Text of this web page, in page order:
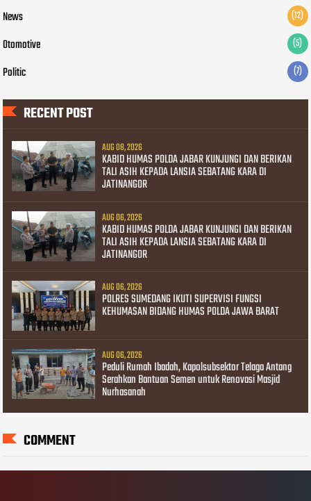
News (12)
Otomotive (5)
Politic (7)
RECENT POST
AUG 08, 2026
KABID HUMAS POLDA JABAR KUNJUNGI DAN BERIKAN
TALI ASIH KEPADA LANSIA SEBATANG KARA DI
JATINANGOR
AUG 06, 2026
KABID HUMAS POLDA JABAR KUNJUNGI DAN BERIKAN
TALI ASIH KEPADA LANSIA SEBATANG KARA DI
JATINANGOR
AUG 06, 2026
POLRES SUMEDANG IKUTI SUPERVISI FUNGSI
KEHUMASAN BIDANG HUMAS POLDA JAWA BARAT
AUG 06, 2026
Peduli Rumah Ibadah, Kapolsubsektor Telaga Antang
Serahkan Bantuan Semen untuk Renovasi Masjid
Nurhasanah
COMMENT